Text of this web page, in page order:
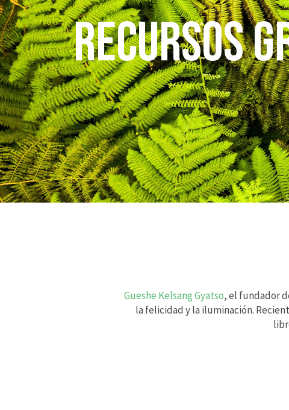
Recursos
Gueshe Kelsang Gyatso, el fundador
la felicidad y la iluminación.